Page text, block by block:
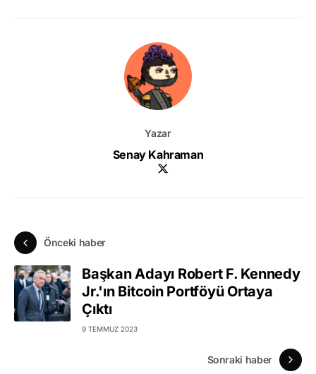
Yazar
Senay Kahraman
Önceki haber
Başkan Adayı Robert F. Kennedy
Jr.'ın Bitcoin Portföyü Ortaya
Çıktı
9 TEMMUZ 2023
Sonraki haber